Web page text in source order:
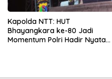
Kapolda NTT: HUT
Bhayangkara ke-80 Jadi
Momentum Polri Hadir Nyata